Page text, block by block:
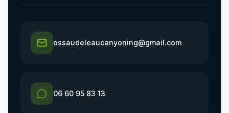
ossaudeleaucanyoning@gmail.com
06 60 95 83 13